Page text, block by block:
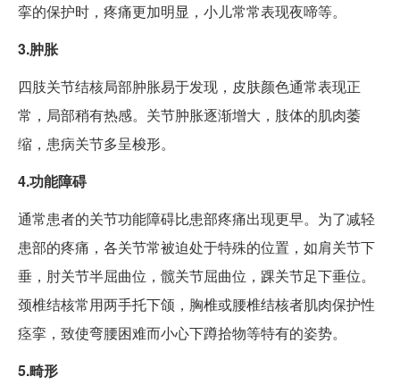
挛的保护时，疼痛更加明显，小儿常常表现夜啼等。
3.肿胀
四肢关节结核局部肿胀易于发现，皮肤颜色通常表现正
常，局部稍有热感。关节肿胀逐渐增大，肢体的肌肉萎
缩，患病关节多呈梭形。
4.功能障碍
通常患者的关节功能障碍比患部疼痛出现更早。为了减轻
患部的疼痛，各关节常被迫处于特殊的位置，如肩关节下
垂，肘关节半屈曲位，髋关节屈曲位，踝关节足下垂位。
颈椎结核常用两手托下颌，胸椎或腰椎结核者肌肉保护性
痉挛，致使弯腰困难而小心下蹲拾物等特有的姿势。
5.畸形